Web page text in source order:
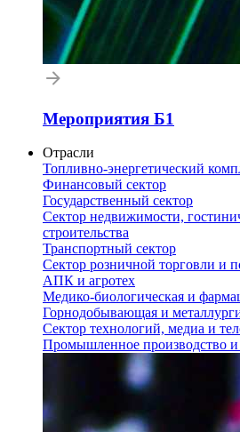
Мероприятия Б1
Отрасли
Топливно-энергетический
Финансовый сектор
Государственный сектор
Сектор недвижимости,
строительства
Транспортный сектор
Сектор розничной торговли и
АПК и агротех
Медико-биологическая и
Горнодобывающая и
Сектор технологий, медиа и
Промышленное производство